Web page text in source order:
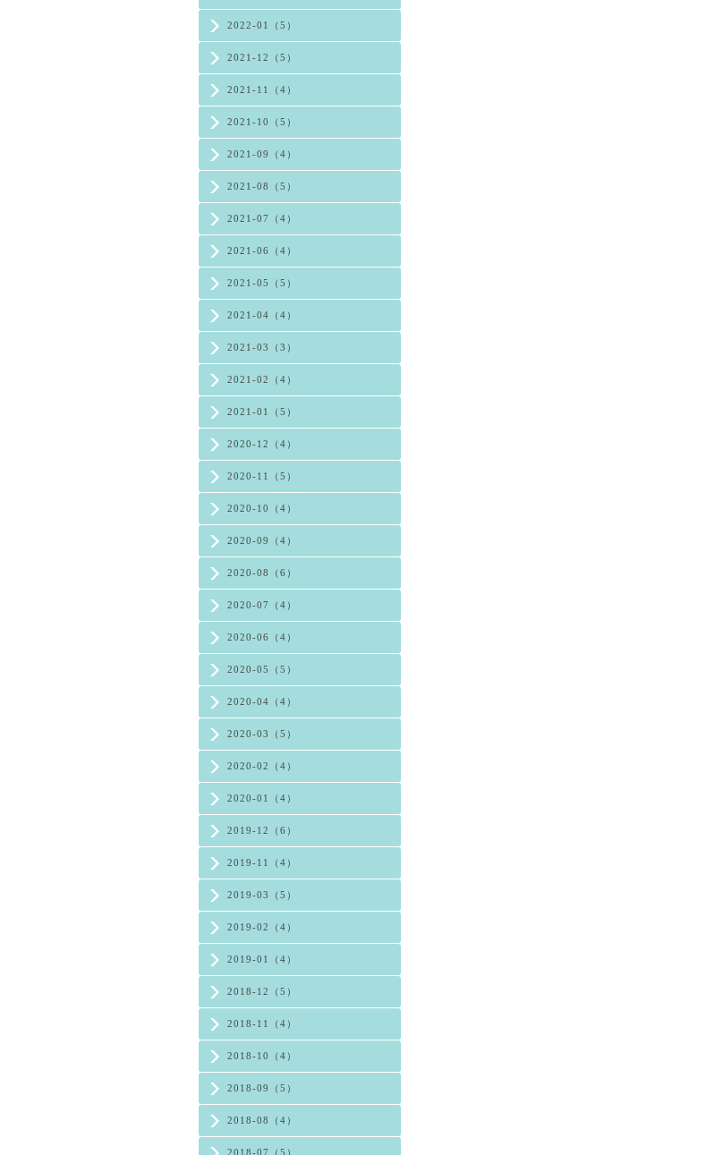
2022-01（5）
2021-12（5）
2021-11（4）
2021-10（5）
2021-09（4）
2021-08（5）
2021-07（4）
2021-06（4）
2021-05（5）
2021-04（4）
2021-03（3）
2021-02（4）
2021-01（5）
2020-12（4）
2020-11（5）
2020-10（4）
2020-09（4）
2020-08（6）
2020-07（4）
2020-06（4）
2020-05（5）
2020-04（4）
2020-03（5）
2020-02（4）
2020-01（4）
2019-12（6）
2019-11（4）
2019-03（5）
2019-02（4）
2019-01（4）
2018-12（5）
2018-11（4）
2018-10（4）
2018-09（5）
2018-08（4）
2018-07（5）